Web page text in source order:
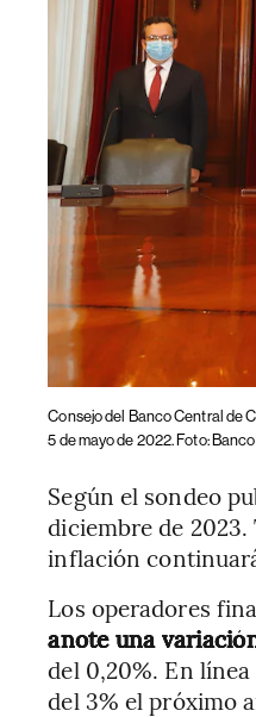
Consejo del Banco Central de
5 de mayo de 2022. Foto:
Según el sondeo
diciembre de
inflación
Los operadores
anote una
del 0,20%. En
del 3% el próximo